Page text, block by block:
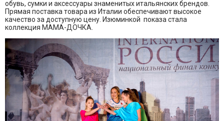
обувь, сумки и аксессуары знаменитых итальянских брендов.
Прямая поставка товара из Италии обеспечивают высокое
качество за доступную цену. Изюминкой показа стала
коллекция МАМА-ДОЧКА.